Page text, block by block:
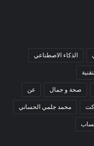
الذكاء الاصطناعي
صحة و جمال عن
محمد جلمي الحساني